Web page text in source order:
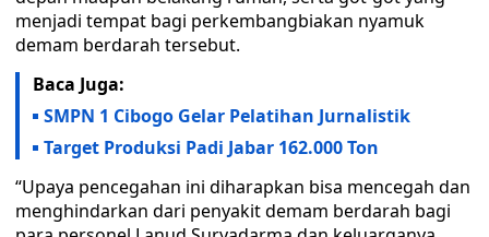
menjadi tempat bagi perkembangbiakan nyamuk
demam berdarah tersebut.
Baca Juga:
SMPN 1 Cibogo Gelar Pelatihan Jurnalistik
Target Produksi Padi Jabar 162.000 Ton
“Upaya pencegahan ini diharapkan bisa mencegah dan
menghindarkan dari penyakit demam berdarah bagi